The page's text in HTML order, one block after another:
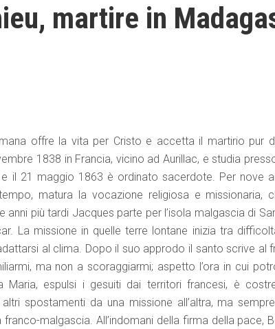
martire in
offre la vita per Cristo e accetta il martirio pur
1838 in Francia, vicino ad Aurillac, e studia
e il 21 maggio 1863 è ordinato sacerdote. Per nove
matura la vocazione religiosa e missionaria,
anni più tardi Jacques parte per l’isola malgascia di
La missione in quelle terre lontane inizia tra
al clima. Dopo il suo approdo il santo scrive al
ma non a scoraggiarmi; aspetto l’ora in cui
Maria, espulsi i gesuiti dai territori francesi, è
spostamenti da una missione all’altra, ma
malgascia. All’indomani della firma della pace,